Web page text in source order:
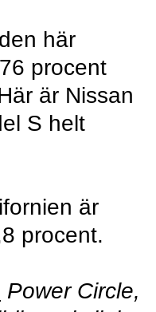
här
procent
är Nissan
S helt
är
procent.
Power Circle,